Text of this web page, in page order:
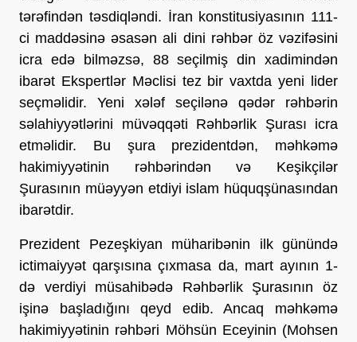
tərəfindən təsdiqləndi. İran konstitusiyasının 111-
ci maddəsinə əsasən ali dini rəhbər öz vəzifəsini
icra edə bilməzsə, 88 seçilmiş din xadimindən
ibarət Ekspertlər Məclisi tez bir vaxtda yeni lider
seçməlidir. Yeni xələf seçilənə qədər rəhbərin
səlahiyyətlərini müvəqqəti Rəhbərlik Şurası icra
etməlidir. Bu şura prezidentdən, məhkəmə
hakimiyyətinin rəhbərindən və Keşikçilər
Şurasının müəyyən etdiyi islam hüquqşünasından
ibarətdir.
Prezident Pezeşkiyan müharibənin ilk günündə
ictimaiyyət qarşısına çıxmasa da, mart ayının 1-
də verdiyi müsahibədə Rəhbərlik Şurasının öz
işinə başladığını qeyd edib. Ancaq məhkəmə
hakimiyyətinin rəhbəri Möhsün Eceyinin (Mohsen